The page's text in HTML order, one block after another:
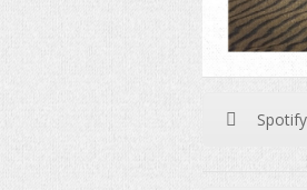
Spotify